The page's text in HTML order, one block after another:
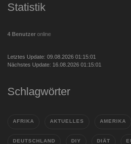
Statistik
4 Benutzer online
Letztes Update: 09.08.2026 01:15:01
Nächstes Update: 16.08.2026 01:15:01
Schlagwörter
AFRIKA AKTUELLES AMERIKA
DEUTSCHLAND DIY DIÄT